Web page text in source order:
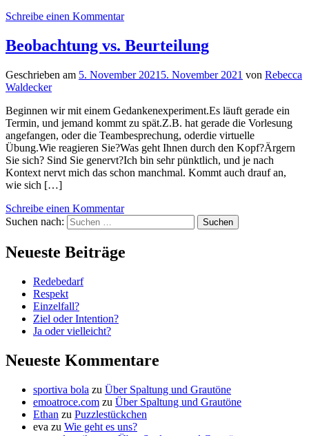
Schreibe einen Kommentar
Beobachtung vs. Beurteilung
Geschrieben am 5. November 2021 5. November 2021 von Rebecca
Waldecker
Beginnen wir mit einem Gedankenexperiment.Es läuft gerade ein
Termin, und jemand kommt zu spät.Z.B. hat gerade die Vorlesung
angefangen, oder die Teambesprechung, oderdie virtuelle
Übung.Wie reagieren Sie?Was geht Ihnen durch den Kopf?Ärgern
Sie sich? Sind Sie genervt?Ich bin sehr pünktlich, und je nach
Kontext nervt mich das schon manchmal. Kommt auch drauf an,
wie sich […]
Schreibe einen Kommentar
Suchen nach:
Neueste Beiträge
Redebedarf
Respekt
Einzelfall?
Ziel oder Intention?
Ja oder vielleicht?
Neueste Kommentare
sportiva bola zu Über Spaltung und Grautöne
emoatroce.com zu Über Spaltung und Grautöne
Ethan zu Puzzlestückchen
eva zu Wie geht es uns?